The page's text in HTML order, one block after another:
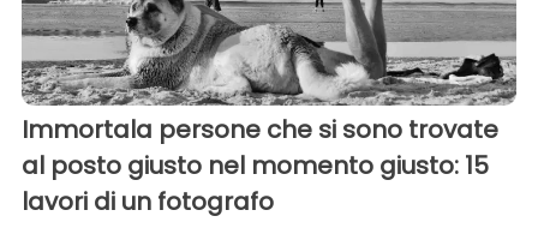
Immortala persone che si sono trovate
al posto giusto nel momento giusto: 15
lavori di un fotografo